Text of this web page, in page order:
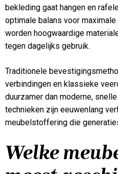
bekleding gaat hangen en
optimale balans voor
worden hoogwaardige
tegen dagelijks gebruik.
Traditionele
verbindingen en klassieke
duurzamer dan moderne,
technieken zijn eeuwenlang
meubelstoffering die
Welke